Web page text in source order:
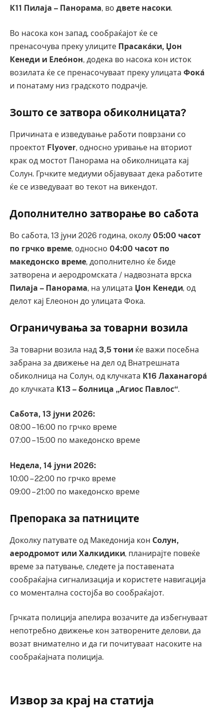
К11 Пилаја – Панорама, во двете насоки.
Во насока кон запад, сообраќајот ќе се
пренасочува преку улиците Прасакáки, Џон
Кенеди и Елеóнон, додека во насока кон исток
возилата ќе се пренасочуваат преку улицата Фокá
и понатаму низ градското подрачје.
Зошто се затвора обиколницата?
Причината е изведување работи поврзани со
проектот Flyover, односно уривање на вториот
крак од мостот Панорама на обиколницата кај
Солун. Грчките медиуми објавуваат дека работите
ќе се изведуваат во текот на викендот.
Дополнително затворање во сабота
Во сабота, 13 јуни 2026 година, околу 05:00 часот
по грчко време, односно 04:00 часот по
македонско време, дополнително ќе биде
затворена и аеродромската / надвозната врска
Пилаја – Панорама, на улицата Џон Кенеди, од
делот кај Елеонон до улицата Фока.
Ограничувања за товарни возила
За товарни возила над 3,5 тони ќе важи посебна
забрана за движење на дел од Внатрешната
обиколница на Солун, од клучката К16 Лаханагорá
до клучката К13 – болница „Агиос Павлос“.
Сабота, 13 јуни 2026:
08:00 – 16:00 по грчко време
07:00 – 15:00 по македонско време
Недела, 14 јуни 2026:
10:00 – 22:00 по грчко време
09:00 – 21:00 по македонско време
Препорака за патниците
Доколку патувате од Македонија кон Солун,
аеродромот или Халкидики, планирајте повеќе
време за патување, следете ја поставената
сообраќајна сигнализација и користете навигација
со моментална состојба во сообраќајот.
Грчката полиција апелира возачите да избегнуваат
непотребно движење кон затворените делови, да
возат внимателно и да ги почитуваат насоките на
сообраќајната полиција.
Извор за крај на статија